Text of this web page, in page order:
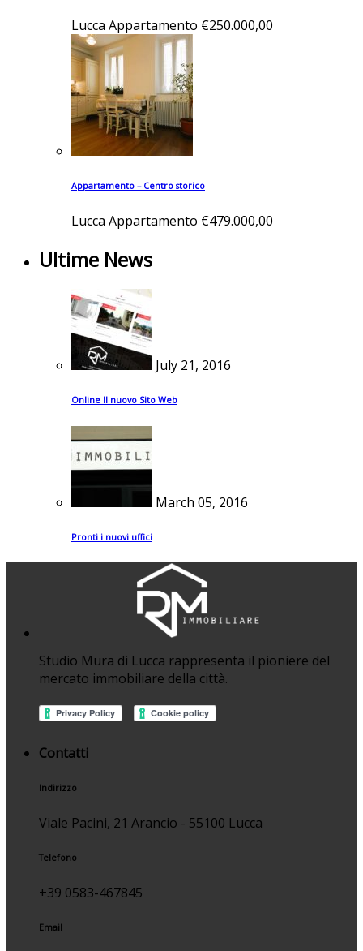
Lucca Appartamento €250.000,00
Appartamento – Centro storico
Lucca Appartamento €479.000,00
Ultime News
July 21, 2016
Online Il nuovo Sito Web
March 05, 2016
Pronti i nuovi uffici
Studio Mura di Lucca rappresenta il pioniere del
mercato immobiliare della città.
Contatti
Indirizzo
Viale Pacini, 21 Arancio - 55100 Lucca
Telefono
+39 0583-467845
Email